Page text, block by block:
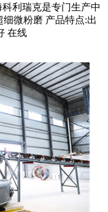
利瑞克是专门生产中
微粉磨 产品特点:出
在线